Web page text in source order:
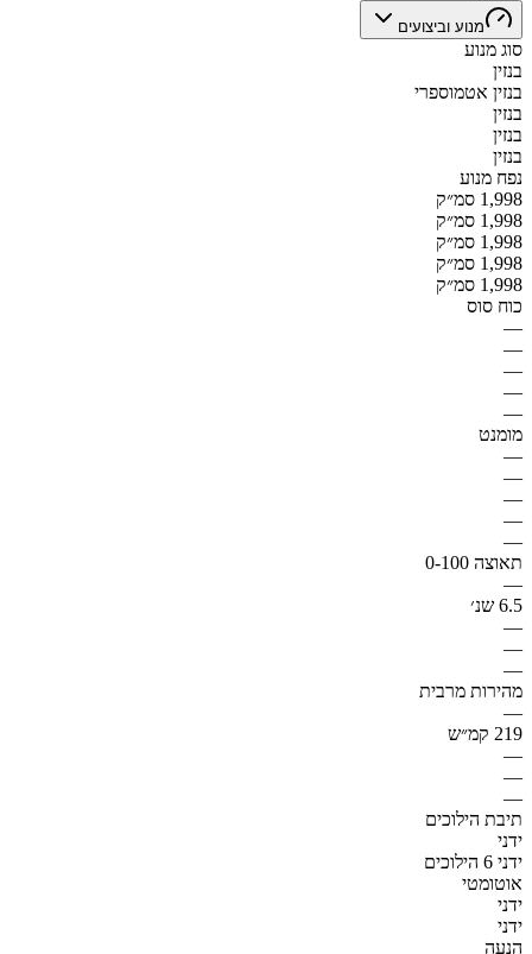
מנוע וביצועים
סוג מנוע
בנזין
בנזין אטמוספרי
בנזין
בנזין
בנזין
נפח מנוע
1,998 סמ״ק
1,998 סמ״ק
1,998 סמ״ק
1,998 סמ״ק
1,998 סמ״ק
כוח סוס
—
—
—
—
—
מומנט
—
—
—
—
—
תאוצה 0-100
—
6.5 שנ׳
—
—
—
מהירות מרבית
—
219 קמ״ש
—
—
—
תיבת הילוכים
ידני
ידני 6 הילוכים
אוטומטי
ידני
ידני
הנעה